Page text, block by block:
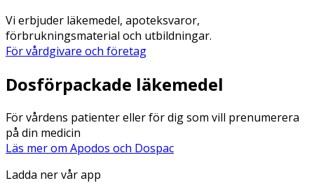
Vi erbjuder läkemedel, apoteksvaror,
förbrukningsmaterial och utbildningar.
För vårdgivare och företag
Dosförpackade läkemedel
För vårdens patienter eller för dig som vill prenumerera
på din medicin
Läs mer om Apodos och Dospac
Ladda ner vår app